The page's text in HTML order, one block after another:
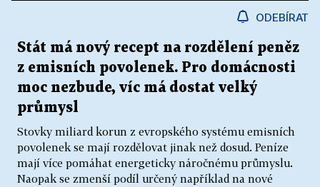
ODEBÍRAT
Stát má nový recept na rozdělení peněz
z emisních povolenek. Pro domácnosti
moc nezbude, víc má dostat velký
průmysl
Stovky miliard korun z evropského systému emisních
povolenek se mají rozdělovat jinak než dosud. Peníze
mají více pomáhat energeticky náročnému průmyslu.
Naopak se zmenší podíl určený například na nové